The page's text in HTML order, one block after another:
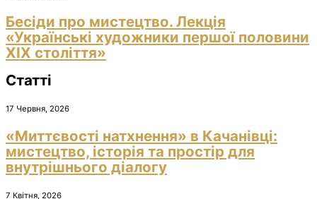
Бесіди про мистецтво. Лекція
«Українські художники першої половини
ХІХ століття»
Статті
17 Червня, 2026
«Миттєвості натхнення» в Качанівці:
мистецтво, історія та простір для
внутрішнього діалогу
7 Квітня, 2026